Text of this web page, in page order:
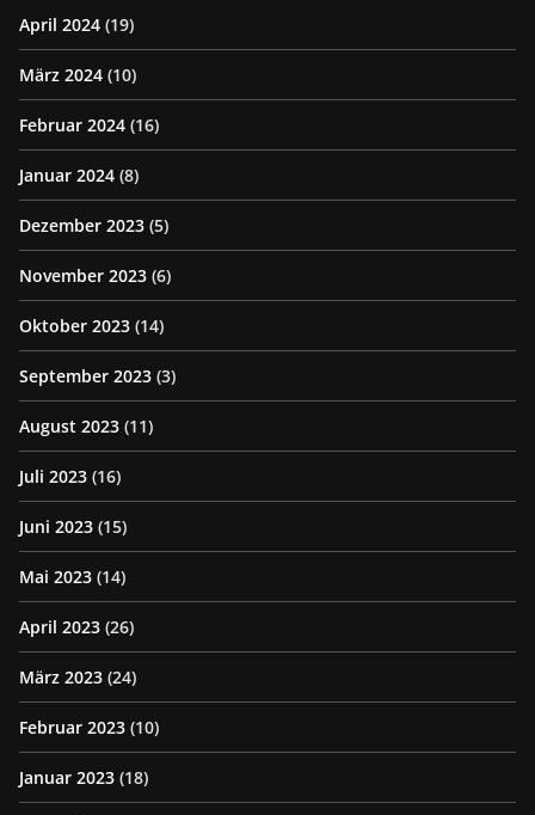
April 2024 (19)
März 2024 (10)
Februar 2024 (16)
Januar 2024 (8)
Dezember 2023 (5)
November 2023 (6)
Oktober 2023 (14)
September 2023 (3)
August 2023 (11)
Juli 2023 (16)
Juni 2023 (15)
Mai 2023 (14)
April 2023 (26)
März 2023 (24)
Februar 2023 (10)
Januar 2023 (18)